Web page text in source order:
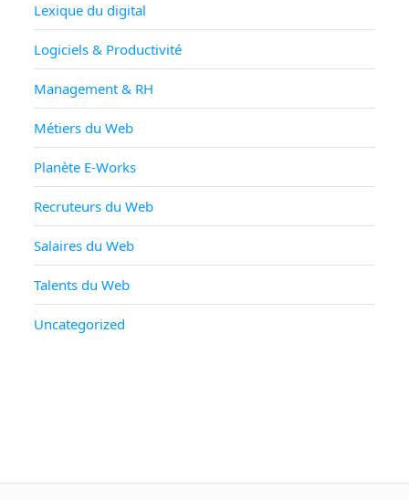
Lexique du digital
Logiciels & Productivité
Management & RH
Métiers du Web
Planète E-Works
Recruteurs du Web
Salaires du Web
Talents du Web
Uncategorized